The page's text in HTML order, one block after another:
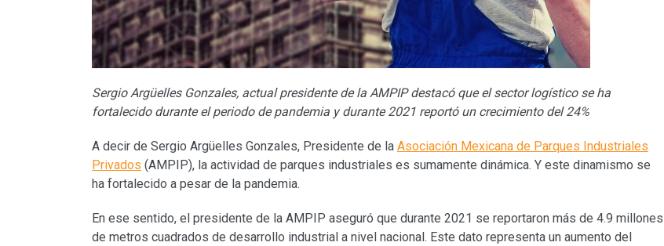
Sergio Argüelles Gonzales, actual presidente de la AMPIP destacó que el sector logístico se ha
fortalecido durante el periodo de pandemia y durante 2021 reportó un crecimiento del 24%
A decir de Sergio Argüelles Gonzales, Presidente de la Asociación Mexicana de Parques Industriales
Privados (AMPIP), la actividad de parques industriales es sumamente dinámica. Y este dinamismo se
ha fortalecido a pesar de la pandemia.
En ese sentido, el presidente de la AMPIP aseguró que durante 2021 se reportaron más de 4.9 millones
de metros cuadrados de desarrollo industrial a nivel nacional. Este dato representa un aumento del